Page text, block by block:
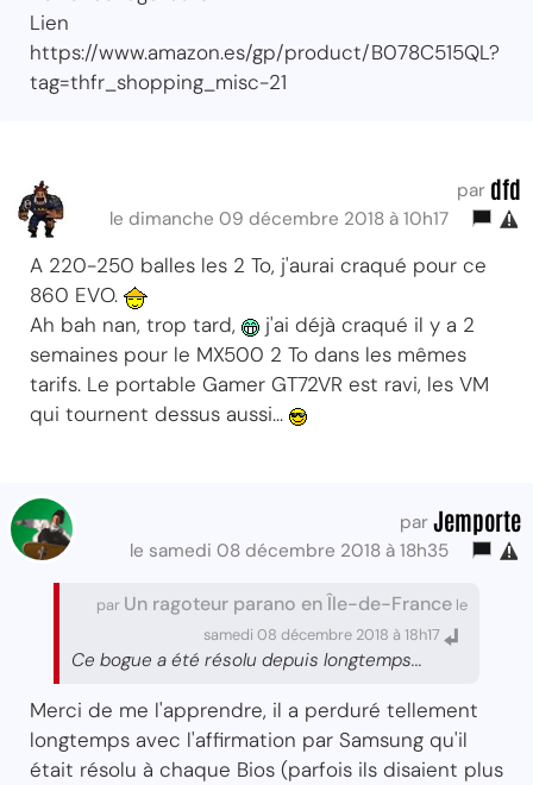
Lien
https://www.amazon.es/gp/product/B078C515QL?
tag=thfr_shopping_misc-21
par dfd
le dimanche 09 décembre 2018 à 10h17
A 220-250 balles les 2 To, j'aurai craqué pour ce
860 EVO.
Ah bah nan, trop tard,
j'ai déjà craqué il y a 2
semaines pour le MX500 2 To dans les mêmes
tarifs. Le portable Gamer GT72VR est ravi, les VM
qui tournent dessus aussi...
par Jemporte
le samedi 08 décembre 2018 à 18h35
par Un ragoteur parano en Île-de-France le
samedi 08 décembre 2018 à 18h17
Ce bogue a été résolu depuis longtemps...
Merci de me l'apprendre, il a perduré tellement
longtemps avec l'affirmation par Samsung qu'il
était résolu à chaque Bios (parfois ils disaient plus